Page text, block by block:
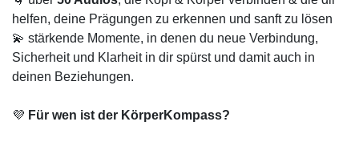
helfen, deine Prägungen zu erkennen und sanft zu lösen
💫 stärkende Momente, in denen du neue Verbindung,
Sicherheit und Klarheit in dir spürst und damit auch in
deinen Beziehungen.
💜 Für wen ist der KörperKompass?